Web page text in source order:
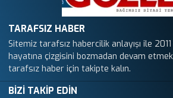
TARAFSIZ HABER
Sitemiz tarafsız habercilik anlayışı ile 2011
hayatına çizgisini bozmadan devam
tarafsız haber için takipte kalın.
BİZİ TAKİP EDİN